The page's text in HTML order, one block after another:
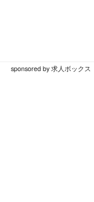
sponsored by 求人ボックス